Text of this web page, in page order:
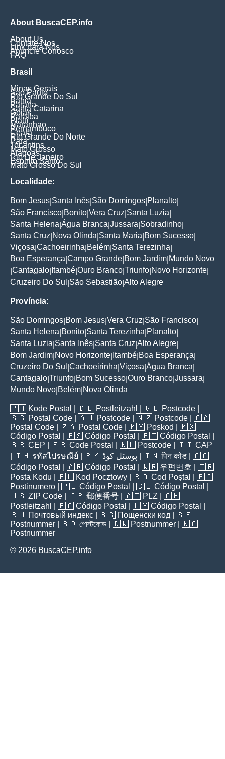
About BuscaCEP.info
About Us
Contate-Nos
Link para Nós
Anuncie Conosco
FAQ
Brasil
Minas Gerais
Sao Paulo
Rio Grande Do Sul
Bahia
Parana
Santa Catarina
Goias
Paraiba
Piaui
Maranhao
Pernambuco
Ceara
Rio Grande Do Norte
Para
Tocantins
Mato Grosso
Alagoas
Rio De Janeiro
Espirito Santo
Mato Grosso Do Sul
Localidade:
Bom Jesus Santa Inês São Domingos Planalto
São Francisco Bonito Vera Cruz Santa Luzia
Santa Helena Água Branca Jussara Sobradinho
Santa Cruz Nova Olinda Santa Maria Bom Sucesso
Viçosa Cachoeirinha Belém Santa Terezinha
Boa Esperança Campo Grande Bom Jardim Mundo Novo
Cantagalo Itambé Ouro Branco Triunfo Novo Horizonte
Cruzeiro Do Sul São Sebastião Alto Alegre
Província:
São Domingos Bom Jesus Vera Cruz São Francisco
Santa Helena Bonito Santa Terezinha Planalto
Santa Luzia Santa Inês Santa Cruz Alto Alegre
Bom Jardim Novo Horizonte Itambé Boa Esperança
Cruzeiro Do Sul Cachoeirinha Viçosa Água Branca
Cantagalo Triunfo Bom Sucesso Ouro Branco Jussara
Mundo Novo Belém Nova Olinda
🇵🇭 Kode Postal | 🇩🇪 Postleitzahl | 🇬🇧 Postcode
🇸🇬 Postal Code | 🇦🇺 Postcode | 🇳🇿 Postcode | 🇨🇦
Postal Code | 🇿🇦 Postal Code | 🇲🇾 Poskod
| 🇲🇽
Código Postal
| 🇪🇸 Código Postal | 🇵🇹 Código Postal
🇧🇷 CEP | 🇫🇷 Code Postal | 🇳🇱 Postcode | 🇮🇹 CAP
| 🇹🇭 รหัสไปรษณีย์ | 🇵🇰 پوسٹل کوڈ | 🇮🇳पिन कोड | 🇨🇴
Código Postal
| 🇦🇷 Código Postal | 🇰🇷 우편번호
| 🇹🇷
Posta Kodu | 🇵🇱 Kod Pocztowy | 🇷🇴 Cod Poștal
| 🇫🇮
Postinumero | 🇵🇪 Código Postal | 🇨🇱 Código Postal
🇺🇸 ZIP Code | 🇯🇵 郵便番号 | 🇦🇹 PLZ | 🇨🇭
Postleitzahl
| 🇪🇨 Código Postal | 🇺🇾 Código Postal
🇷🇺 Почтовый индекс | 🇧🇬 Пощенски код | 🇸🇪
Postnummer | 🇧🇩 পোস্টকোড | 🇩🇰 Postnummer | 🇳🇴
Postnummer
© 2026 BuscaCEP.info